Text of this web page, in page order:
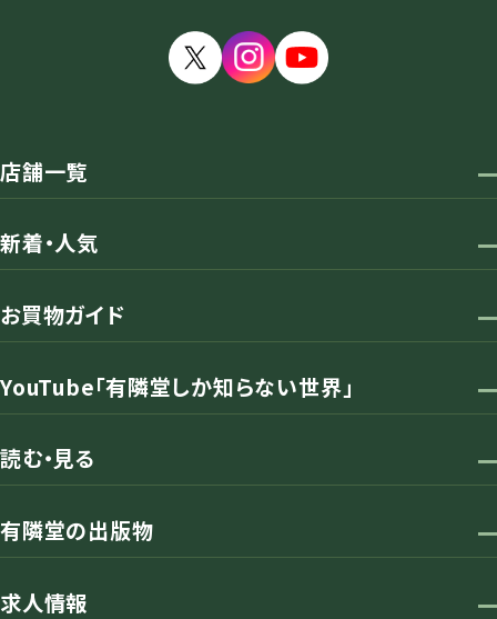
店舗一覧
新着・人気
お買物ガイド
YouTube「有隣堂しか知らない世界」
読む・見る
有隣堂の出版物
求人情報